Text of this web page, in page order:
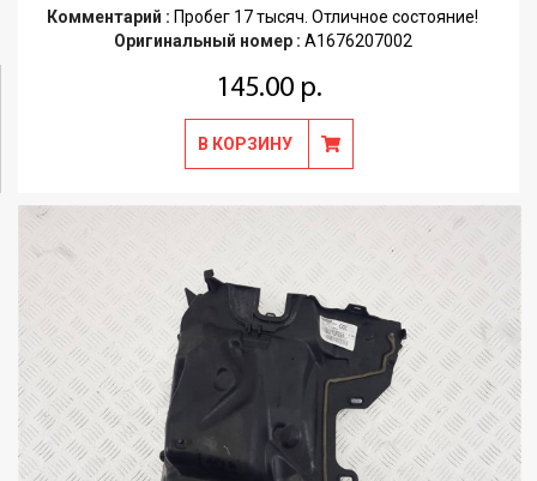
Комментарий : Пробег 17 тысяч. Отличное состояние!
Оригинальный номер : A1676207002
145.00 р.
В КОРЗИНУ